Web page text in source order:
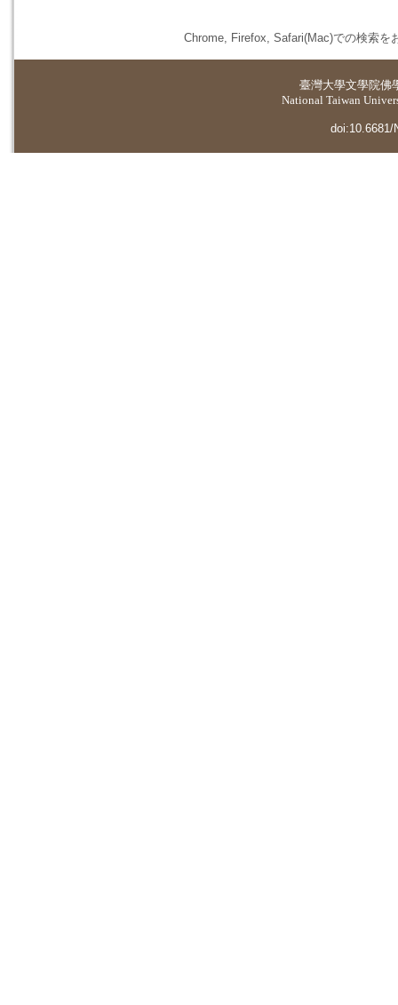
Chrome, Firefox, Safari(Mac)での検索を
臺灣大學文學院佛
National Taiwan
doi:10.6681/